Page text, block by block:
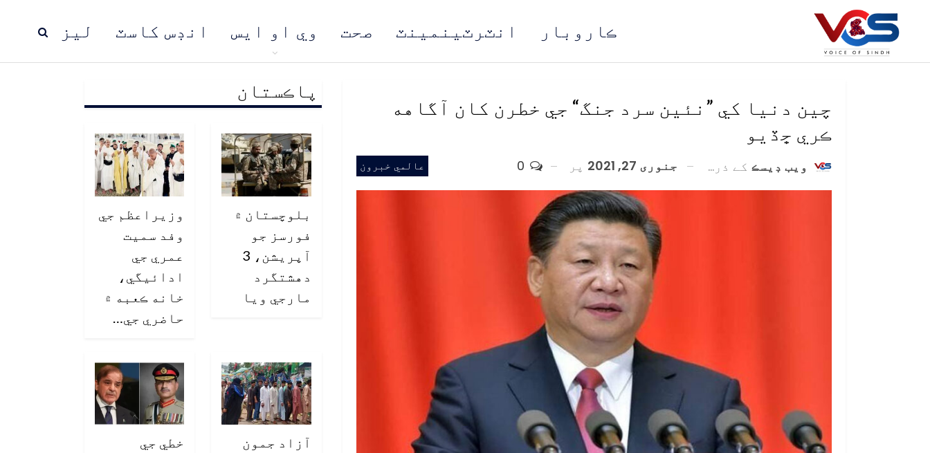
ليز انڊس کاسٽ وي او ايس صحت انٽرٽينمينٽ ڪاروبار
پاڪستان مُنڍ
چين دنيا کي ”نئين سرد جنگ“ جي خطرن کان آگاهه
ڪري ڇڏيو
عالمي خبرون ويب ڊيسڪ کے ذریعہ جنوری 27, 2021 پر
پاڪستان
بلوچستان ۾
فورسز جو
آپريشن، 3
دهشتگرد
مارجي ويا
وزيراعظم جي
وفد سميت
عمري جي
ادائيگي،
خانه ڪعبه ۾
حاضري جي…
آزاد جمون
خطي جي